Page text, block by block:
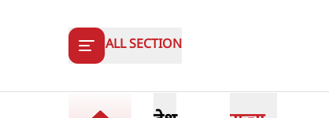
ALL SECTION